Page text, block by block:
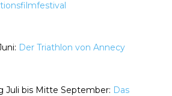
Der Triathlon von Annecy
Juli bis Mitte September: Das